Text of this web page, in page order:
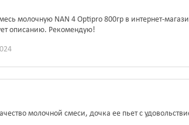
молочную NAN 4 Optipro 800гр в интернет-
описанию. Рекомендую!
молочной смеси, дочка ее пьет с